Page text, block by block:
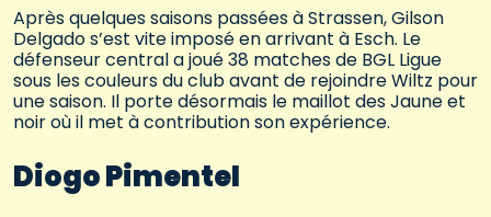
Après quelques saisons passées à Strassen, Gilson
Delgado s’est vite imposé en arrivant à Esch. Le
défenseur central a joué 38 matches de BGL Ligue
sous les couleurs du club avant de rejoindre Wiltz pour
une saison. Il porte désormais le maillot des Jaune et
noir où il met à contribution son expérience.
Diogo Pimentel